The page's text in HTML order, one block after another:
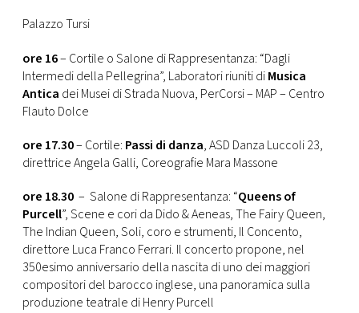
Palazzo Tursi
ore 16– Cortile o Salone di Rappresentanza: “Dagli
Intermedi della Pellegrina”, Laboratori riuniti diMusica
Antica dei Musei di Strada Nuova, PerCorsi – MAP – Centro
Flauto Dolce
ore 17.30– Cortile: Passi di danza, ASD Danza Luccoli 23,
direttrice Angela Galli, Coreografie Mara Massone
ore 18.30 – Salone di Rappresentanza: “Queens of
Purcell”, Scene e cori da Dido & Aeneas, The Fairy Queen,
The Indian Queen, Soli, coro e strumenti, Il Concento,
direttore Luca Franco Ferrari. Il concerto propone, nel
350esimo anniversario della nascita di uno dei maggiori
compositori del barocco inglese, una panoramica sulla
produzione teatrale di Henry Purcell